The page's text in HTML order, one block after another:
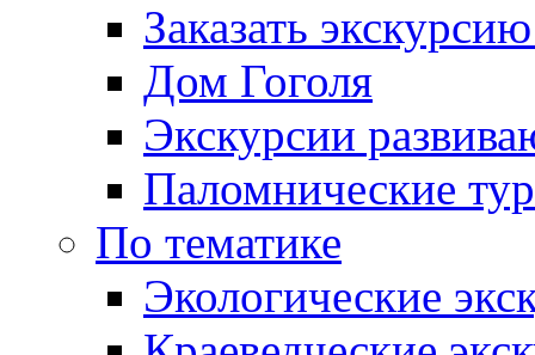
Заказать
Дом Гоголя
Экскурсии
Паломнические
По тематике
Экологические